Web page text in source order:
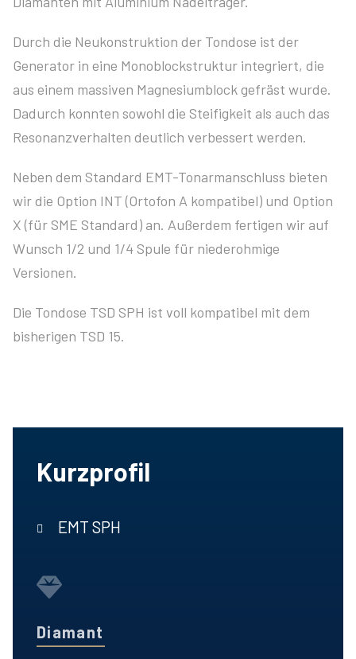
Durch die Neukonstruktion der Tondose ist der
Generator in eine Monoblockstruktur integriert, die
aus einem massiven Magnesiumblock gefräst wurde.
Dadurch konnten sowohl die Steifigkeit als auch das
Resonanzverhalten deutlich verbessert werden.
Neben dem Standard EMT-Tonarmanschluss bieten
wir die Option INT (Ortofon A kompatibel) und Option
X (für SME Standard) an. Außerdem fertigen wir auf
Wunsch 1/2 und 1/4 Spule für niederohmige
Versionen.
Die Tondose TSD SPH ist voll kompatibel mit dem
bisherigen TSD 15.
Kurzprofil
EMT SPH
Diamant